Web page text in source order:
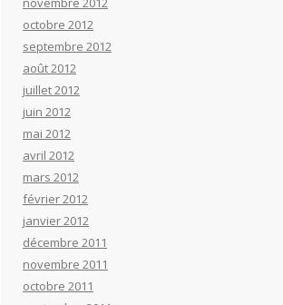
octobre 2012
septembre 2012
août 2012
juillet 2012
juin 2012
mai 2012
avril 2012
mars 2012
février 2012
janvier 2012
décembre 2011
novembre 2011
octobre 2011